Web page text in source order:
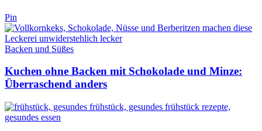
Pin
Backen und Süßes
Kuchen ohne Backen mit Schokolade und Minze:
Überraschend anders